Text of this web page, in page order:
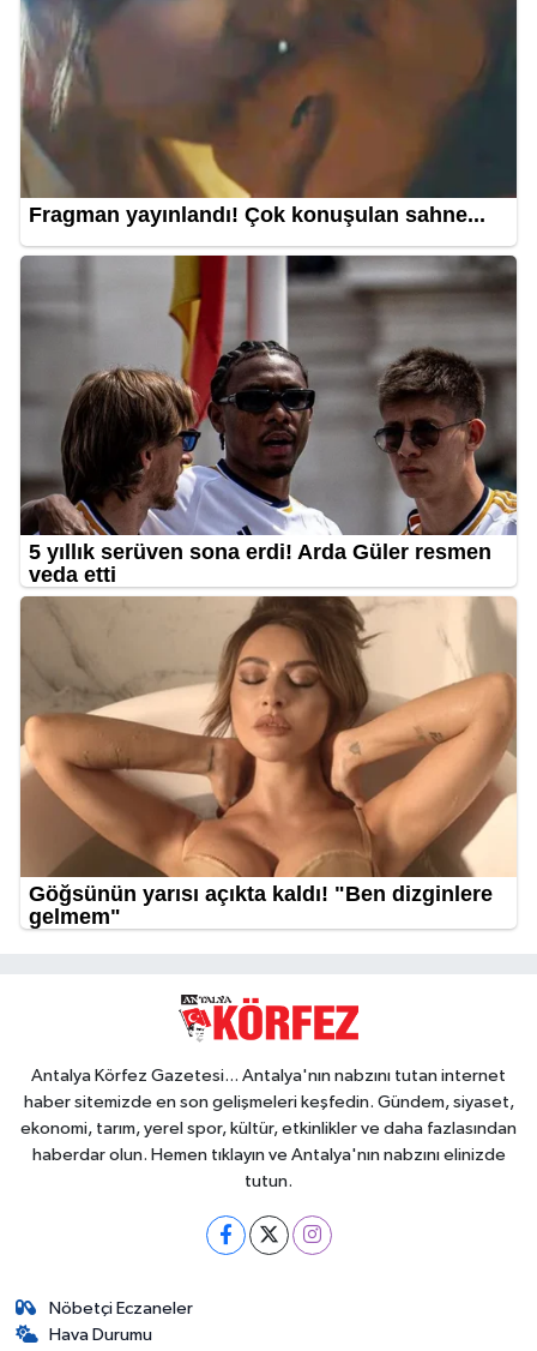
Antalya Körfez Gazetesi... Antalya'nın nabzını tutan internet
haber sitemizde en son gelişmeleri keşfedin. Gündem, siyaset,
ekonomi, tarım, yerel spor, kültür, etkinlikler ve daha fazlasından
haberdar olun. Hemen tıklayın ve Antalya'nın nabzını elinizde
tutun.
Nöbetçi Eczaneler
Hava Durumu